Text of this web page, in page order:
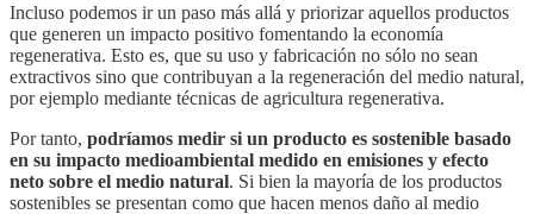
Incluso podemos ir un paso más allá y priorizar aquellos productos
que generen un impacto positivo fomentando la economía
regenerativa. Esto es, que su uso y fabricación no sólo no sean
extractivos sino que contribuyan a la regeneración del medio natural,
por ejemplo mediante técnicas de agricultura regenerativa.
Por tanto, podríamos medir si un producto es sostenible basado
en su impacto medioambiental medido en emisiones y efecto
neto sobre el medio natural. Si bien la mayoría de los productos
sostenibles se presentan como que hacen menos daño al medio